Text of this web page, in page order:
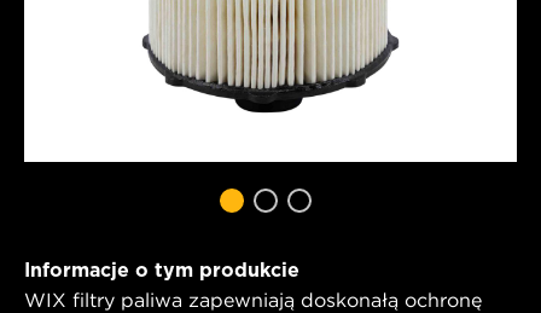
Informacje o tym produkcie
WIX filtry paliwa zapewniają doskonałą ochronę